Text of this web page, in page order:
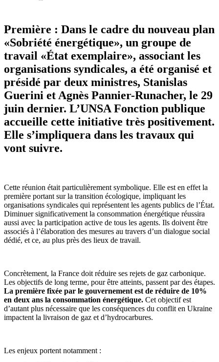
Première : Dans le cadre du nouveau plan
«Sobriété énergétique», un groupe de
travail «État exemplaire», associant les
organisations syndicales, a été organisé et
présidé par deux ministres, Stanislas
Guerini et Agnès Pannier-Runacher, le 29
juin dernier. L’UNSA Fonction publique
accueille cette initiative très positivement.
Elle s’impliquera dans les travaux qui
vont suivre.
Cette réunion était particulièrement symbolique. Elle est en effet la
première portant sur la transition écologique, impliquant les
organisations syndicales qui représentent les agents publics de l’État.
Diminuer significativement la consommation énergétique réussira
aussi avec la participation active de tous les agents. Ils doivent être
associés à l’élaboration des mesures au travers d’un dialogue social
dédié, et ce, au plus près des lieux de travail.
Concrètement, la France doit réduire ses rejets de gaz carbonique.
Les objectifs de long terme, pour être atteints, passent par des étapes.
La première fixée par le gouvernement est de réduire de 10%
en deux ans la consommation énergétique. Cet objectif est
d’autant plus nécessaire que les conséquences du conflit en Ukraine
impactent la livraison de gaz et d’hydrocarbures.
Les enjeux portent notamment :